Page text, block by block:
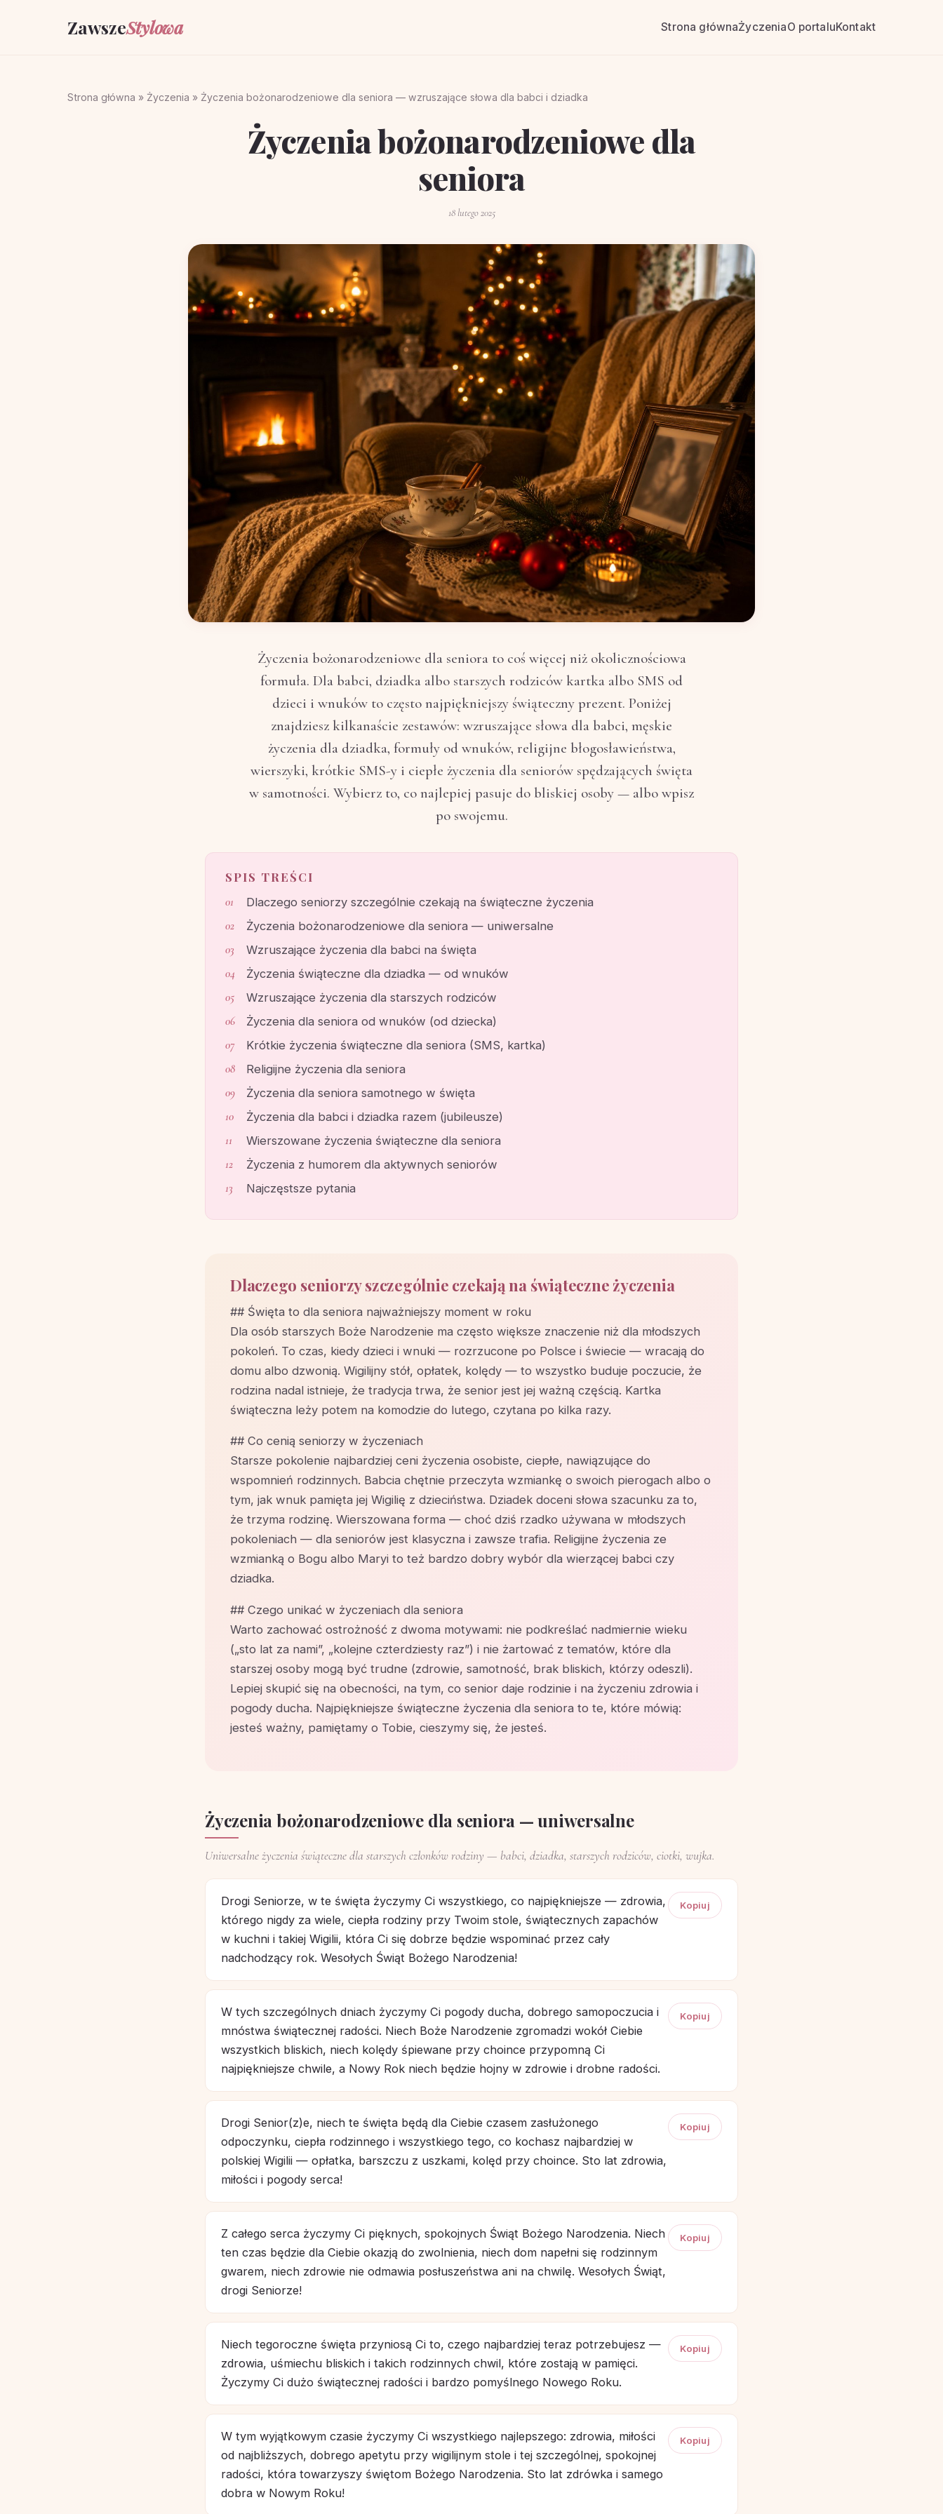
ZawszeStylowa Strona głównaŻyczeniaO portaluKontakt
Strona główna » Życzenia » Życzenia bożonarodzeniowe dla seniora — wzruszające słowa dla babci i dziadka
Życzenia bożonarodzeniowe dla
seniora
18 lutego 2025
Życzenia bożonarodzeniowe dla seniora to coś więcej niż okolicznościowa
formuła. Dla babci, dziadka albo starszych rodziców kartka albo SMS od
dzieci i wnuków to często najpiękniejszy świąteczny prezent. Poniżej
znajdziesz kilkanaście zestawów: wzruszające słowa dla babci, męskie
życzenia dla dziadka, formuły od wnuków, religijne błogosławieństwa,
wierszyki, krótkie SMS-y i ciepłe życzenia dla seniorów spędzających święta
w samotności. Wybierz to, co najlepiej pasuje do bliskiej osoby — albo wpisz
po swojemu.
SPIS TREŚCI
Dlaczego seniorzy szczególnie czekają na świąteczne życzenia
Życzenia bożonarodzeniowe dla seniora — uniwersalne
Wzruszające życzenia dla babci na święta
Życzenia świąteczne dla dziadka — od wnuków
Wzruszające życzenia dla starszych rodziców
Życzenia dla seniora od wnuków (od dziecka)
Krótkie życzenia świąteczne dla seniora (SMS, kartka)
Religijne życzenia dla seniora
Życzenia dla seniora samotnego w święta
Życzenia dla babci i dziadka razem (jubileusze)
Wierszowane życzenia świąteczne dla seniora
Życzenia z humorem dla aktywnych seniorów
Najczęstsze pytania
Dlaczego seniorzy szczególnie czekają na świąteczne życzenia
## Święta to dla seniora najważniejszy moment w roku
Dla osób starszych Boże Narodzenie ma często większe znaczenie niż dla młodszych
pokoleń. To czas, kiedy dzieci i wnuki — rozrzucone po Polsce i świecie — wracają do
domu albo dzwonią. Wigilijny stół, opłatek, kolędy — to wszystko buduje poczucie, że
rodzina nadal istnieje, że tradycja trwa, że senior jest jej ważną częścią. Kartka
świąteczna leży potem na komodzie do lutego, czytana po kilka razy.
## Co cenią seniorzy w życzeniach
Starsze pokolenie najbardziej ceni życzenia osobiste, ciepłe, nawiązujące do
wspomnień rodzinnych. Babcia chętnie przeczyta wzmiankę o swoich pierogach albo o
tym, jak wnuk pamięta jej Wigilię z dzieciństwa. Dziadek doceni słowa szacunku za to,
że trzyma rodzinę. Wierszowana forma — choć dziś rzadko używana w młodszych
pokoleniach — dla seniorów jest klasyczna i zawsze trafia. Religijne życzenia ze
wzmianką o Bogu albo Maryi to też bardzo dobry wybór dla wierzącej babci czy
dziadka.
## Czego unikać w życzeniach dla seniora
Warto zachować ostrożność z dwoma motywami: nie podkreślać nadmiernie wieku
(„sto lat za nami”, „kolejne czterdziesty raz”) i nie żartować z tematów, które dla
starszej osoby mogą być trudne (zdrowie, samotność, brak bliskich, którzy odeszli).
Lepiej skupić się na obecności, na tym, co senior daje rodzinie i na życzeniu zdrowia i
pogody ducha. Najpiękniejsze świąteczne życzenia dla seniora to te, które mówią:
jesteś ważny, pamiętamy o Tobie, cieszymy się, że jesteś.
Życzenia bożonarodzeniowe dla seniora — uniwersalne
Uniwersalne życzenia świąteczne dla starszych członków rodziny — babci, dziadka, starszych rodziców, ciotki, wujka.
Drogi Seniorze, w te święta życzymy Ci wszystkiego, co najpiękniejsze — zdrowia,
którego nigdy za wiele, ciepła rodziny przy Twoim stole, świątecznych zapachów
w kuchni i takiej Wigilii, która Ci się dobrze będzie wspominać przez cały
nadchodzący rok. Wesołych Świąt Bożego Narodzenia!
Kopiuj
W tych szczególnych dniach życzymy Ci pogody ducha, dobrego samopoczucia i
mnóstwa świątecznej radości. Niech Boże Narodzenie zgromadzi wokół Ciebie
wszystkich bliskich, niech kolędy śpiewane przy choince przypomną Ci
najpiękniejsze chwile, a Nowy Rok niech będzie hojny w zdrowie i drobne radości.
Kopiuj
Drogi Senior(z)e, niech te święta będą dla Ciebie czasem zasłużonego
odpoczynku, ciepła rodzinnego i wszystkiego tego, co kochasz najbardziej w
polskiej Wigilii — opłatka, barszczu z uszkami, kolęd przy choince. Sto lat zdrowia,
miłości i pogody serca!
Kopiuj
Z całego serca życzymy Ci pięknych, spokojnych Świąt Bożego Narodzenia. Niech
ten czas będzie dla Ciebie okazją do zwolnienia, niech dom napełni się rodzinnym
gwarem, niech zdrowie nie odmawia posłuszeństwa ani na chwilę. Wesołych Świąt,
drogi Seniorze!
Kopiuj
Niech tegoroczne święta przyniosą Ci to, czego najbardziej teraz potrzebujesz —
zdrowia, uśmiechu bliskich i takich rodzinnych chwil, które zostają w pamięci.
Życzymy Ci dużo świątecznej radości i bardzo pomyślnego Nowego Roku.
Kopiuj
W tym wyjątkowym czasie życzymy Ci wszystkiego najlepszego: zdrowia, miłości
od najbliższych, dobrego apetytu przy wigilijnym stole i tej szczególnej, spokojnej
radości, która towarzyszy świętom Bożego Narodzenia. Sto lat zdrówka i samego
dobra w Nowym Roku!
Kopiuj